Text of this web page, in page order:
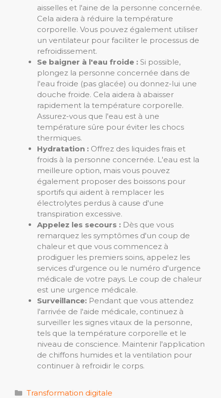
aisselles et l'aine de la personne concernée.
Cela aidera à réduire la température
corporelle. Vous pouvez également utiliser
un ventilateur pour faciliter le processus de
refroidissement.
Se baigner à l'eau froide : Si possible,
plongez la personne concernée dans de
l'eau froide (pas glacée) ou donnez-lui une
douche froide. Cela aidera à abaisser
rapidement la température corporelle.
Assurez-vous que l'eau est à une
température sûre pour éviter les chocs
thermiques.
Hydratation : Offrez des liquides frais et
froids à la personne concernée. L'eau est la
meilleure option, mais vous pouvez
également proposer des boissons pour
sportifs qui aident à remplacer les
électrolytes perdus à cause d'une
transpiration excessive.
Appelez les secours : Dès que vous
remarquez les symptômes d'un coup de
chaleur et que vous commencez à
prodiguer les premiers soins, appelez les
services d'urgence ou le numéro d'urgence
médicale de votre pays. Le coup de chaleur
est une urgence médicale.
Surveillance: Pendant que vous attendez
l'arrivée de l'aide médicale, continuez à
surveiller les signes vitaux de la personne,
tels que la température corporelle et le
niveau de conscience. Maintenir l'application
de chiffons humides et la ventilation pour
continuer à refroidir le corps.
Catégories
Transformation digitale